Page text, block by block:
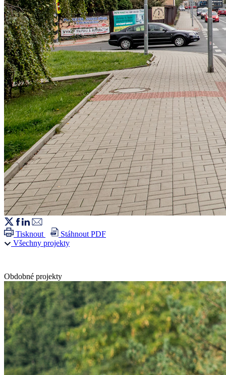
Tisknout
Stáhnout PDF
Všechny projekty
Obdobné projekty